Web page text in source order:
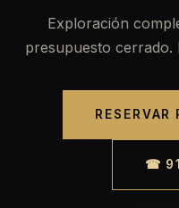
Exploración
presupuesto cerrado.
☎